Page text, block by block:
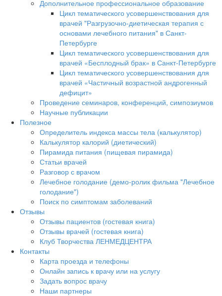
Дополнительное профессиональное образование
Цикл тематического усовершенствования для
врачей "Разгрузочно-диетическая терапия с
основами лечебного питания" в Санкт-
Петербурге
Цикл тематического усовершенствования для
врачей «Бесплодный брак» в Санкт-Петербурге
Цикл тематического усовершенствования для
врачей «Частичный возрастной андрогенный
дефицит»
Проведение семинаров, конференций, симпозиумов
Научные публикации
Полезное
Определитель индекса массы тела (калькулятор)
Калькулятор калорий (диетический)
Пирамида питания (пищевая пирамида)
Статьи врачей
Разговор с врачом
Лечебное голодание (демо-ролик фильма "Лечебное
голодание")
Поиск по симптомам заболеваний
Отзывы
Отзывы пациентов (гостевая книга)
Отзывы врачей (гостевая книга)
Клуб Творчества ЛЕНМЕДЦЕНТРА
Контакты
Карта проезда и телефоны
Онлайн запись к врачу или на услугу
Задать вопрос врачу
Наши партнеры